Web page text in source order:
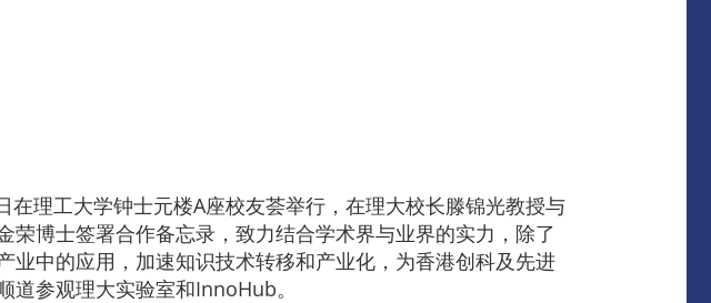
理工大学钟士元楼A座校友荟举行，在理大校长滕锦光教授与
博士签署合作备忘录，致力结合学术界与业界的实力，除了
中的应用，加速知识技术转移和产业化，为香港创科及先进
参观理大实验室和InnoHub。